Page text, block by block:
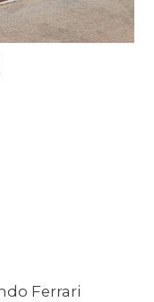
Ferrari